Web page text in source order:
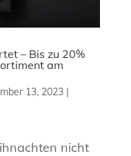
– Bis zu 20%
am
13, 2023|
nicht